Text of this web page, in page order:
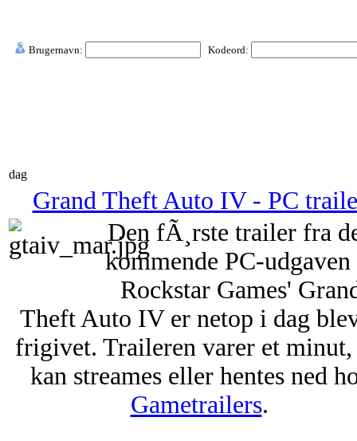
Brugernavn: Kodeord:
dag
Grand Theft Auto IV - PC
Den fÃ¸rste trailer fra
kommende PC-udgaven
Rockstar Games'
Theft Auto IV er netop i dag
frigivet. Traileren varer et minut,
kan streames eller hentes ned
Gametrailers.